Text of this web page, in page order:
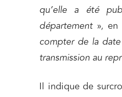
qu’elle a été
département », en
compter de la
transmission au
Il indique de
conformité
Services
Projets
Urbanisme
Droit des
Acquisitions